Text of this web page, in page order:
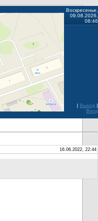
Воскресенье,
09.08.2026,
08:46
| Выход |
Вход
16.06.2022, 22:44